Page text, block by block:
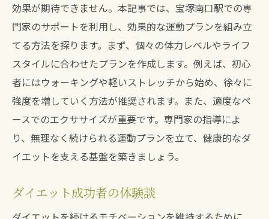
効果が期待できません。本記事では、宝塚南口駅での専
門家のサポートを利用し、効果的な運動プランを組み立
てる方法を探ります。まず、個々の体力レベルやライフ
スタイルに合わせたプランを作成します。例えば、初心
者にはウォーキングや軽いストレッチから始め、徐々に
強度を増していく方法が推奨されます。また、適度なペ
ースでのエクササイズが重要です。専門家の指導によ
り、無理なく続けられる運動プランを立て、健康的なダ
イエットを支える基盤を築きましょう。
ダイエット成功者の体験談